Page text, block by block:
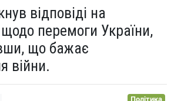
відповіді на
перемоги України,
що бажає
війни.
Політика